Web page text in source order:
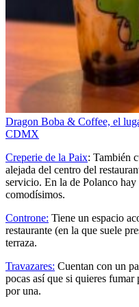
Dragon Boba & Coffee, el
CDMX
Creperie de la Paix: También
alejada del centro del
servicio. En la de Polanco hay
comodísimos.
Controne: Tiene un espacio
restaurante (en la que suele
terraza.
Travazares: Cuentan con un
pocas así que si quieres fumar
por una.